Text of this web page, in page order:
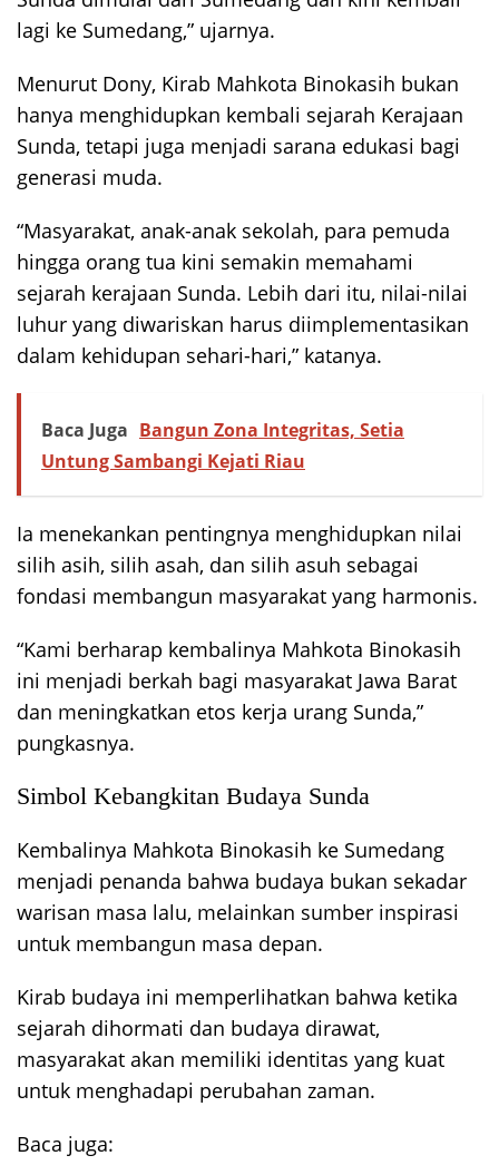
lagi ke Sumedang,” ujarnya.
Menurut Dony, Kirab Mahkota Binokasih bukan
hanya menghidupkan kembali sejarah Kerajaan
Sunda, tetapi juga menjadi sarana edukasi bagi
generasi muda.
“Masyarakat, anak-anak sekolah, para pemuda
hingga orang tua kini semakin memahami
sejarah kerajaan Sunda. Lebih dari itu, nilai-nilai
luhur yang diwariskan harus diimplementasikan
dalam kehidupan sehari-hari,” katanya.
Baca Juga Bangun Zona Integritas, Setia
Untung Sambangi Kejati Riau
Ia menekankan pentingnya menghidupkan nilai
silih asih, silih asah, dan silih asuh sebagai
fondasi membangun masyarakat yang harmonis.
“Kami berharap kembalinya Mahkota Binokasih
ini menjadi berkah bagi masyarakat Jawa Barat
dan meningkatkan etos kerja urang Sunda,”
pungkasnya.
Simbol Kebangkitan Budaya Sunda
Kembalinya Mahkota Binokasih ke Sumedang
menjadi penanda bahwa budaya bukan sekadar
warisan masa lalu, melainkan sumber inspirasi
untuk membangun masa depan.
Kirab budaya ini memperlihatkan bahwa ketika
sejarah dihormati dan budaya dirawat,
masyarakat akan memiliki identitas yang kuat
untuk menghadapi perubahan zaman.
Baca juga: